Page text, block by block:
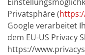
Privatsphäre (
Google verarbeitet
dem EU-US Privacy
https://